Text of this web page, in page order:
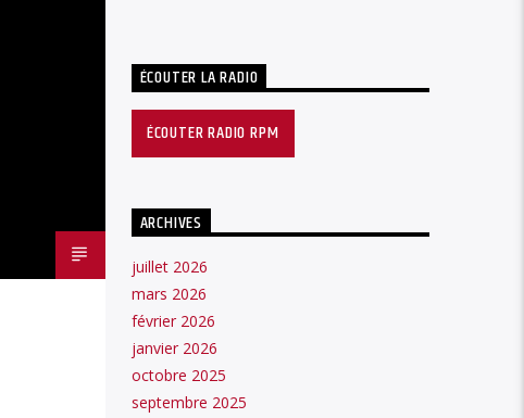
ÉCOUTER LA RADIO
ÉCOUTER RADIO RPM
ARCHIVES
juillet 2026
mars 2026
février 2026
janvier 2026
octobre 2025
septembre 2025